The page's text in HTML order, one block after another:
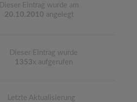
Dieser Eintrag wurde am
20.10.2010 angelegt
Dieser Eintrag wurde
1353x aufgerufen
Letzte Aktualisierung